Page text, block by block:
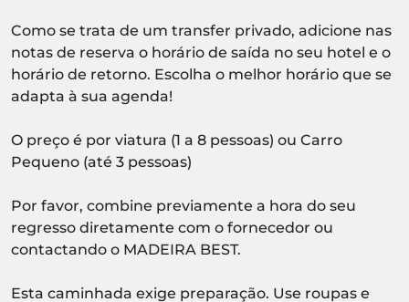
Como se trata de um transfer privado, adicione nas
notas de reserva o horário de saída no seu hotel e o
horário de retorno. Escolha o melhor horário que se
adapta à sua agenda!
O preço é por viatura (1 a 8 pessoas) ou Carro
Pequeno (até 3 pessoas)
Por favor, combine previamente a hora do seu
regresso diretamente com o fornecedor ou
contactando o MADEIRA BEST.
Esta caminhada exige preparação. Use roupas e